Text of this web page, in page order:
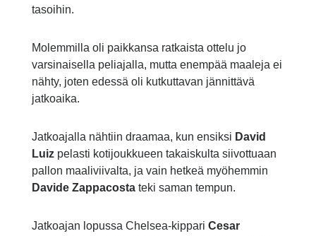
tasoihin.
Molemmilla oli paikkansa ratkaista ottelu jo
varsinaisella peliajalla, mutta enempää maaleja ei
nähty, joten edessä oli kutkuttavan jännittävä
jatkoaika.
Jatkoajalla nähtiin draamaa, kun ensiksi David
Luizpelasti kotijoukkueen takaiskulta siivottuaan
pallon maaliviivalta, ja vain hetkeä myöhemmin
Davide Zappacostateki saman tempun.
Jatkoajan lopussa Chelsea-kippari Cesar